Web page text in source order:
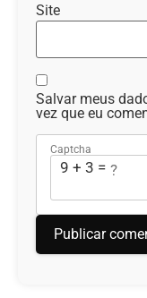
Site
Salvar meus
vez que eu
Captcha
9 + 3 = ?